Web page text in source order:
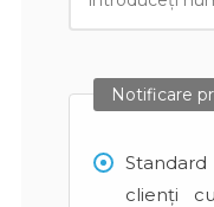
Notificare
clienți